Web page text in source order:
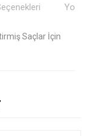
Saçlar İçin